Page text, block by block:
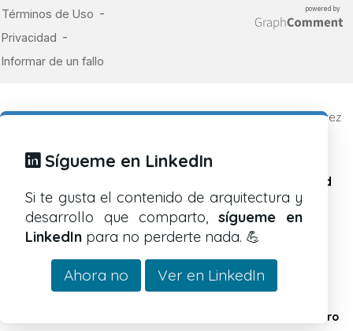
Sígueme en LinkedIn
Si te gusta el contenido de arquitectura y
desarrollo que comparto,sígueme en
LinkedIn para no perderte nada. 💪
Ahora no Ver en LinkedIn
© 2019 - 2026CosasDeDevs, un blog de Alberto Ramírez
Política de privacidad
Aviso legal
Este blog está bajo unalicencia de Creative Commons
Alberto Ramírez Caballero